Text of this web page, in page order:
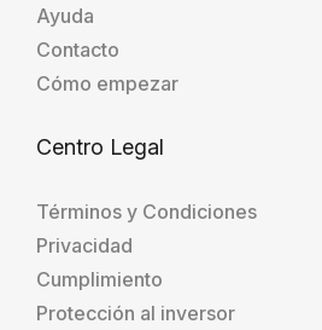
Ayuda
Contacto
Cómo empezar
Centro Legal
Términos y Condiciones
Privacidad
Cumplimiento
Protección al inversor